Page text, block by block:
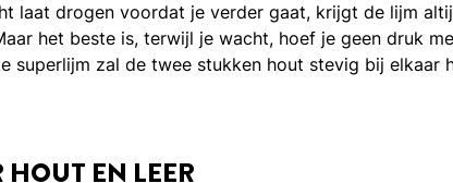
laat drogen voordat je verder gaat, krijgt de lijm
het beste is, terwijl je wacht, hoef je geen druk
superlijm zal de twee stukken hout stevig bij elkaar
EN LEER